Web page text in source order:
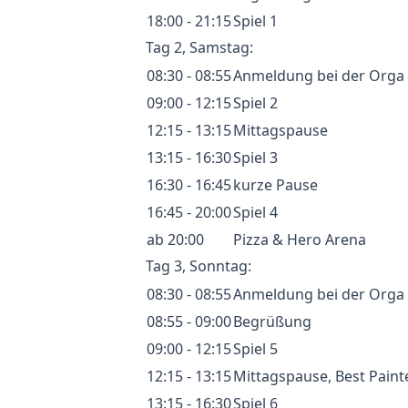
18:00 - 21:15Spiel 1
Tag 2, Samstag:
08:30 - 08:55Anmeldung bei der Orga
09:00 - 12:15Spiel 2
12:15 - 13:15Mittagspause
13:15 - 16:30Spiel 3
16:30 - 16:45kurze Pause
16:45 - 20:00Spiel 4
ab 20:00
Pizza & Hero Arena
Tag 3, Sonntag:
08:30 - 08:55Anmeldung bei der Orga
08:55 - 09:00Begrüßung
09:00 - 12:15Spiel 5
12:15 - 13:15Mittagspause, Best
13:15 - 16:30Spiel 6